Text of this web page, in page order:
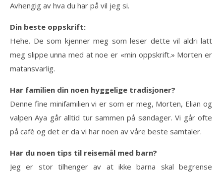
Avhengig av hva du har på vil jeg si.
Din beste oppskrift:
Hehe. De som kjenner meg som leser dette vil aldri latt
meg slippe unna med at noe er «min oppskrift.» Morten er
matansvarlig.
Har familien din noen hyggelige tradisjoner?
Denne fine minifamilien vi er som er meg, Morten, Elian og
valpen Aya går alltid tur sammen på søndager. Vi går ofte
på cafè og det er da vi har noen av våre beste samtaler.
Har du noen tips til reisemål med barn?
Jeg er stor tilhenger av at ikke barna skal begrense